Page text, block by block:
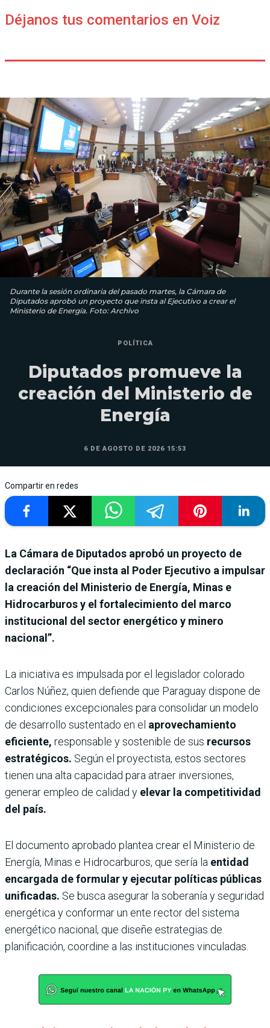
Déjanos tus comentarios en Voiz
Durante la sesión ordinaria del pasado martes, la Cámara de
Diputados aprobó un proyecto que insta al Ejecutivo a crear el
Ministerio de Energía. Foto: Archivo
POLÍTICA
Diputados promueve la
creación del Ministerio de
Energía
6 DE AGOSTO DE 2026 15:53
Compartir en redes
La Cámara de Diputados aprobó un proyecto de
declaración “Que insta al Poder Ejecutivo a impulsar
la creación del Ministerio de Energía, Minas e
Hidrocarburos y el fortalecimiento del marco
institucional del sector energético y minero
nacional”.
La iniciativa es impulsada por el legislador colorado
Carlos Núñez, quien defiende que Paraguay dispone de
condiciones excepcionales para consolidar un modelo
de desarrollo sustentado en el aprovechamiento
eficiente, responsable y sostenible de sus recursos
estratégicos. Según el proyectista, estos sectores
tienen una alta capacidad para atraer inversiones,
generar empleo de calidad y elevar la competitividad
del país.
El documento aprobado plantea crear el Ministerio de
Energía, Minas e Hidrocarburos, que sería la entidad
encargada de formular y ejecutar políticas públicas
unificadas. Se busca asegurar la soberanía y seguridad
energética y conformar un ente rector del sistema
energético nacional, que diseñe estrategias de
planificación, coordine a las instituciones vinculadas.